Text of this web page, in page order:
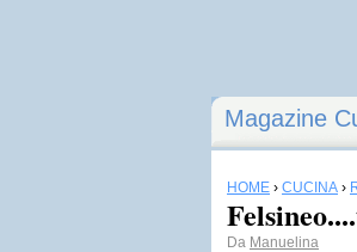
Magazine
HOME › CUCINA ›
Da Manuelina